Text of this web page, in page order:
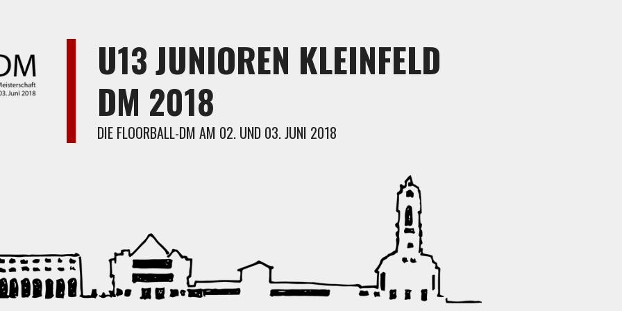
U13 JUNIOREN KLEINFELD
DM 2018
DIE FLOORBALL-DM AM 02. UND 03. JUNI 2018